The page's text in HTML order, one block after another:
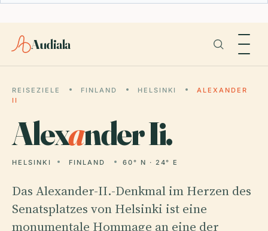
Audiala
REISEZIELE FINLAND HELSINKI
ALEXANDER
II
Alexander Ii.
HELSINKI FINLAND 60° N · 24° E
Das Alexander-II.-Denkmal im Herzen des
Senatsplatzes von Helsinki ist eine
monumentale Hommage an eine der